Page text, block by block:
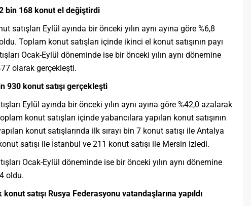
bin 168 konut el değiştirdi
satışları Eylül ayında bir önceki yılın aynı ayına göre %6,8
Toplam konut satışları içinde ikinci el konut satışının payı
Ocak-Eylül döneminde ise bir önceki yılın aynı dönemine
olarak gerçekleşti.
930 konut satışı gerçekleşti
Eylül ayında bir önceki yılın aynı ayına göre %42,0 azalarak
konut satışları içinde yabancılara yapılan konut satışının
konut satışlarında ilk sırayı bin 7 konut satışı ile Antalya
satışı ile İstanbul ve 211 konut satışı ile Mersin izledi.
Ocak-Eylül döneminde ise bir önceki yılın aynı dönemine
oldu.
satışı Rusya Federasyonu vatandaşlarına yapıldı